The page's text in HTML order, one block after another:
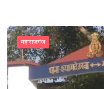
महाराजगंज